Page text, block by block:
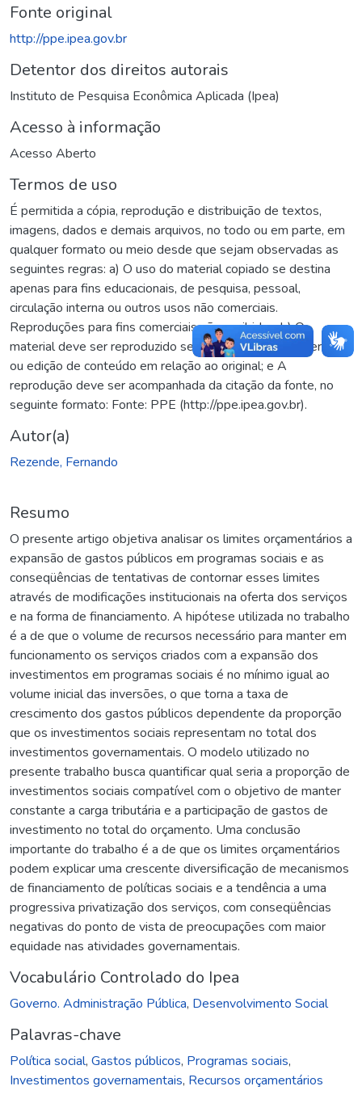
Fonte original
http://ppe.ipea.gov.br
Detentor dos direitos autorais
Instituto de Pesquisa Econômica Aplicada (Ipea)
Acesso à informação
Acesso Aberto
Termos de uso
É permitida a cópia, reprodução e distribuição de textos,
imagens, dados e demais arquivos, no todo ou em parte, em
qualquer formato ou meio desde que sejam observadas as
seguintes regras: a) O uso do material copiado se destina
apenas para fins educacionais, de pesquisa, pessoal,
circulação interna ou outros usos não comerciais.
Reproduções para fins comerciais são proibidas; b) O
material deve ser reproduzido sem sofrer qualquer alteração
ou edição de conteúdo em relação ao original; e A
reprodução deve ser acompanhada da citação da fonte, no
seguinte formato: Fonte: PPE (http://ppe.ipea.gov.br).
Autor(a)
Rezende, Fernando
Resumo
O presente artigo objetiva analisar os limites orçamentários a
expansão de gastos públicos em programas sociais e as
conseqüências de tentativas de contornar esses limites
através de modificações institucionais na oferta dos serviços
e na forma de financiamento. A hipótese utilizada no trabalho
é a de que o volume de recursos necessário para manter em
funcionamento os serviços criados com a expansão dos
investimentos em programas sociais é no mínimo igual ao
volume inicial das inversões, o que torna a taxa de
crescimento dos gastos públicos dependente da proporção
que os investimentos sociais representam no total dos
investimentos governamentais. O modelo utilizado no
presente trabalho busca quantificar qual seria a proporção de
investimentos sociais compatível com o objetivo de manter
constante a carga tributária e a participação de gastos de
investimento no total do orçamento. Uma conclusão
importante do trabalho é a de que os limites orçamentários
podem explicar uma crescente diversificação de mecanismos
de financiamento de políticas sociais e a tendência a uma
progressiva privatização dos serviços, com conseqüências
negativas do ponto de vista de preocupações com maior
equidade nas atividades governamentais.
Vocabulário Controlado do Ipea
Governo. Administração Pública, Desenvolvimento Social
Palavras-chave
Política social, Gastos públicos, Programas sociais,
Investimentos governamentais, Recursos orçamentários